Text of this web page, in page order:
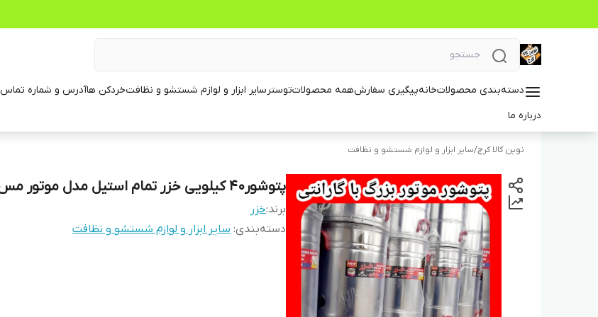
دسته‌بندی محصولاتخانهپیگیری سفارشهمه محصولاتتوسترسایر ابزار و لوازم شستشو و نظافتخردکن هاآدرس و شماره تماس
درباره ما
نوین کالا کرج/سایر ابزار و لوازم شستشو و نظافت
پتوشور۴۰ کیلویی خزر تمام استیل مدل موتور مس
برند:خزر
دسته‌بندی: سایر ابزار و لوازم شستشو و نظافت